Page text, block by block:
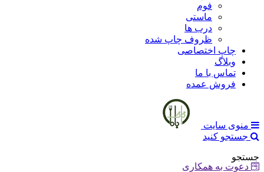
فوم
ماستی
درب ها
ظروف چاپ شده
چاپ اختصاصی
وبلاگ
تماس با ما
فروش عمده
منوی سایت
جستجو کنید
جستجو
دعوت به همکاری